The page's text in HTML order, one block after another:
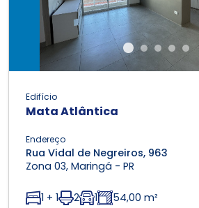
Edifício
Mata Atlântica
Endereço
Rua Vidal de Negreiros, 963
Zona 03, Maringá - PR
1 + 1 2 1 54,00 m²